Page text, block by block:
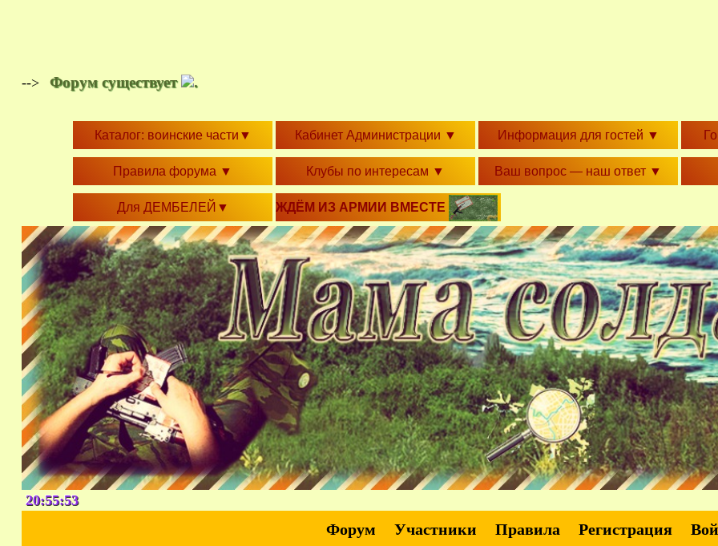
--> Форум существует .
Каталог: воинские части ▼ Кабинет Администрации ▼ Информация для гостей ▼
Правила форума ▼ Клубы по интересам ▼ Ваш вопрос — наш ответ ▼
Для ДЕМБЕЛЕЙ ▼ ЖДЁМ ИЗ АРМИИ ВМЕСТЕ
20:55:54
Форум Участники Правила Регистрация